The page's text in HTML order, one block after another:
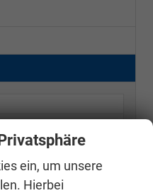
Mössbauer Autohaus
ein, um unsere
Hierbei